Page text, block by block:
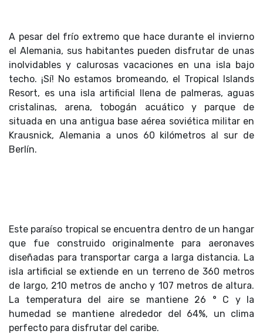
A pesar del frío extremo que hace durante el invierno
el Alemania, sus habitantes pueden disfrutar de unas
inolvidables y calurosas vacaciones en una isla bajo
techo. ¡Sí! No estamos bromeando, el Tropical Islands
Resort, es una isla artificial llena de palmeras, aguas
cristalinas, arena, tobogán acuático y parque de
situada en una antigua base aérea soviética militar en
Krausnick, Alemania a unos 60 kilómetros al sur de
Berlín.
Este paraíso tropical se encuentra dentro de un hangar
que fue construido originalmente para aeronaves
diseñadas para transportar carga a larga distancia. La
isla artificial se extiende en un terreno de 360 metros
de largo, 210 metros de ancho y 107 metros de altura.
La temperatura del aire se mantiene 26 ° C y la
humedad se mantiene alrededor del 64%, un clima
perfecto para disfrutar del caribe.